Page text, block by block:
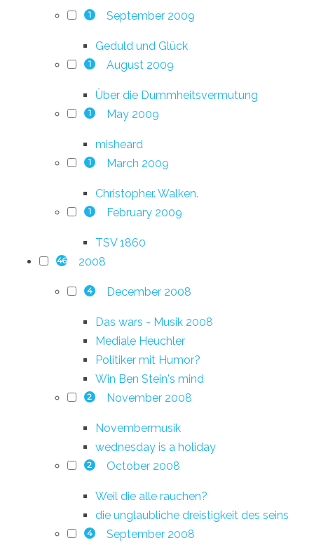
1 September 2009
Geduld und Glück
1 August 2009
Über die Dummheitsvermutung
1 May 2009
misheard
1 March 2009
Christopher. Walken.
1 February 2009
TSV 1860
46 2008
4 December 2008
Das wars - Musik 2008
Mediale Heuchler
Politiker mit Humor?
Win Ben Stein's mind
2 November 2008
Novembermusik
wednesday is a holiday
2 October 2008
Weil die alle rauchen?
die unglaubliche dreistigkeit des seins
4 September 2008